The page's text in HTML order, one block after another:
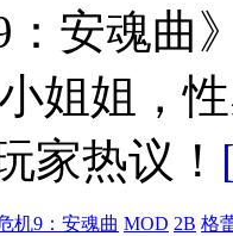
：安魂
小姐姐，
家热议！
机9：安魂曲 MOD 2B 格